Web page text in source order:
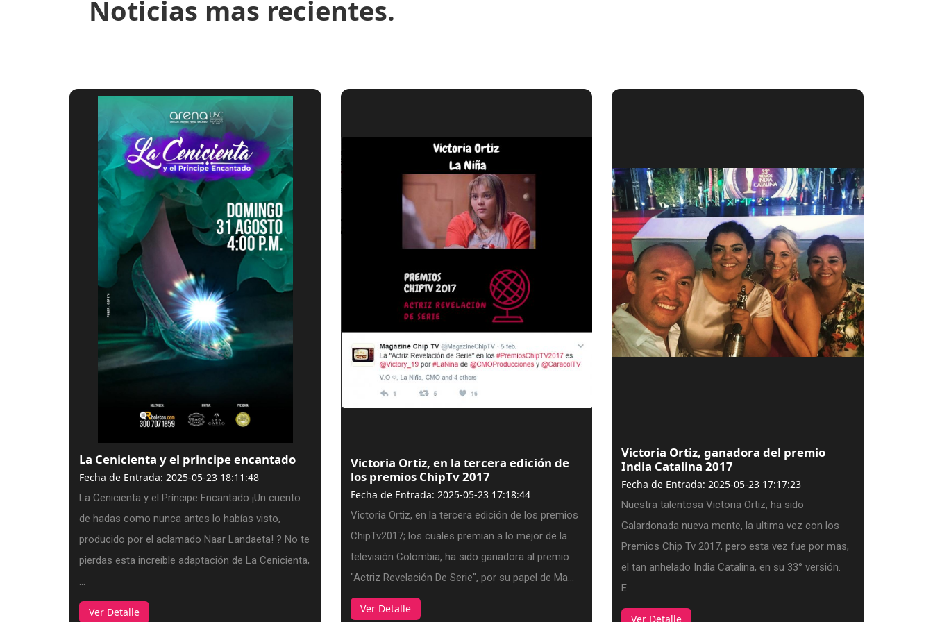
Noticias mas recientes.
La Cenicienta y el principe encantado
Fecha de Entrada: 2025-05-23 18:11:48
La Cenicienta y el Príncipe Encantado ¡Un cuento
de hadas como nunca antes lo habías visto,
producido por el aclamado Naar Landaeta! ? No te
pierdas esta increíble adaptación de La Cenicienta,
...
Ver Detalle
Victoria Ortiz, en la tercera edición de
los premios ChipTv 2017
Fecha de Entrada: 2025-05-23 17:18:44
Victoria Ortiz, en la tercera edición de los premios
ChipTv2017; los cuales premian a lo mejor de la
televisión Colombia, ha sido ganadora al premio
"Actriz Revelación De Serie", por su papel de Ma...
Ver Detalle
Victoria Ortiz, ganadora del premio
India Catalina 2017
Fecha de Entrada: 2025-05-23 17:17:23
Nuestra talentosa Victoria Ortiz, ha sido
Galardonada nueva mente, la ultima vez con los
Premios Chip Tv 2017, pero esta vez fue por mas,
el tan anhelado India Catalina, en su 33° versión.
E...
Ver Detalle